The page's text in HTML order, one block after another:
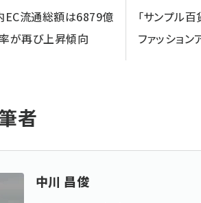
EC流通総額は6879億
が再び上昇傾向
「サンプル
ファッショ
者
中川 昌俊